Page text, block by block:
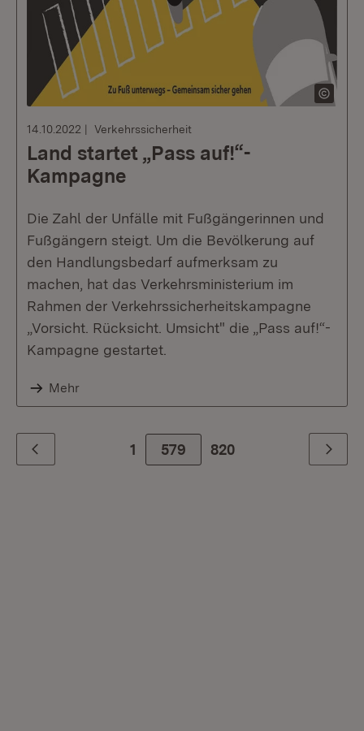
14.10.2022 Verkehrssicherheit
Land startet „Pass auf!“-
Kampagne
Die Zahl der Unfälle mit Fußgängerinnen und
Fußgängern steigt. Um die Bevölkerung auf
den Handlungsbedarf aufmerksam zu
machen, hat das Verkehrsministerium im
Rahmen der Verkehrssicherheitskampagne
„Vorsicht. Rücksicht. Umsicht" die „Pass auf!“-
Kampagne gestartet.
Mehr
Zurück 1 579 Zur letzte Seite
820 Weiter